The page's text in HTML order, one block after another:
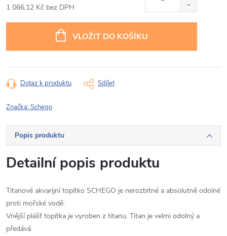
1 066,12 Kč bez DPH
VLOŽIT DO KOŠÍKU
Dotaz k produktu Sdílet
Značka:Schego
Popis produktu
Detailní popis produktu
Titanové akvarijní topítko SCHEGO je nerozbitné a absolutně odolné
proti mořské vodě.
Vnější plášť topítka je vyroben z titanu. Titan je velmi odolný a
předává